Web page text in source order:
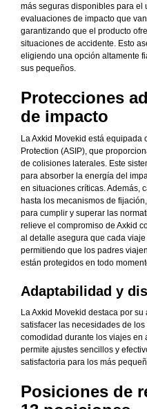
más seguras disponibles para el
evaluaciones de impacto que
garantizando que el producto
situaciones de accidente. Esto
eligiendo una opción altamente
sus pequeños.
Protecciones
de impacto
La Axkid Movekid está equipada
Protection (ASIP), que
de colisiones laterales. Este
para absorber la energía del
en situaciones críticas. Además,
hasta los mecanismos de
para cumplir y superar las
relieve el compromiso de Axkid
al detalle asegura que cada
permitiendo que los padres
están protegidos en todo
Adaptabilidad y
La Axkid Movekid destaca por
satisfacer las necesidades de
comodidad durante los viajes en
permite ajustes sencillos y
satisfactoria para los más
Posiciones de